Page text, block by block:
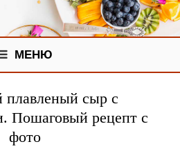
МЕНЮ
сыр с
Пошаговый рецепт с
фото